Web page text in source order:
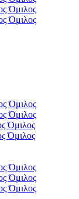
Όμιλος
Όμιλος
Όμιλος
Όμιλος
Όμιλος
Όμιλος
Όμιλος
Όμιλος
Όμιλος